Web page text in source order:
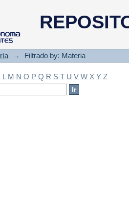
Materia
→ Filtrado by: Materia
L M N O P Q R S T U V W X Y Z